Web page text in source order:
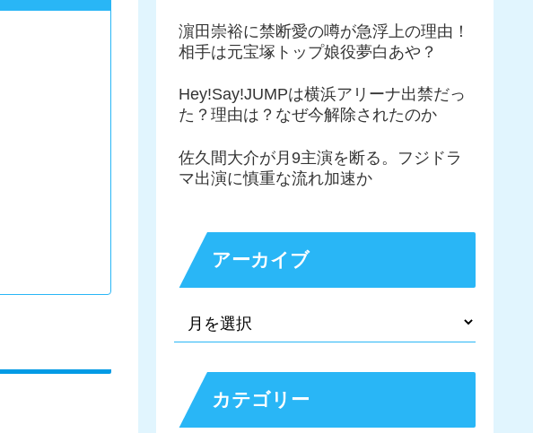
濵田崇裕に禁断愛の噂が急浮上の理由！
相手は元宝塚トップ娘役夢白あや？
Hey!Say!JUMPは横浜アリーナ出禁だっ
た？理由は？なぜ今解除されたのか
佐久間大介が月9主演を断る。フジドラ
マ出演に慎重な流れ加速か
アーカイブ
カテゴリー